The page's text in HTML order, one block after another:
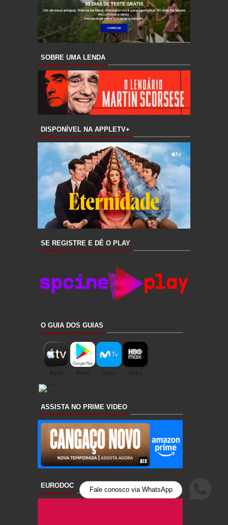
Fale conosco via WhatsApp
SOBRE UMA LENDA
DISPONÍVEL NA APPLETV+
SE REGISTRE E DÊ O PLAY
O GUIA DOS GUIAS
ASSISTA NO PRIME VIDEO
EURODOC